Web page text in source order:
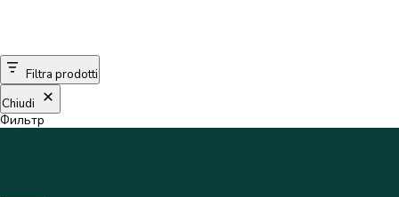
Filtra prodotti
Chiudi
Фильтр